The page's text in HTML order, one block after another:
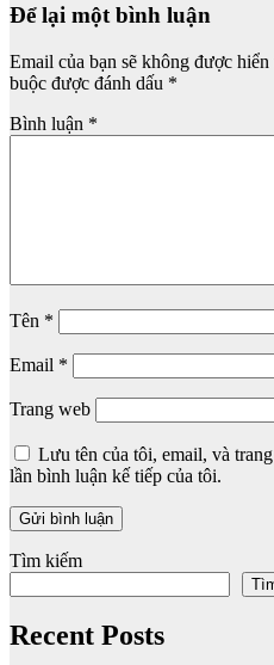
Để lại một bình luận
Email của bạn sẽ không được
buộc được đánh dấu *
Bình luận *
Tên *
Email *
Trang web
Lưu tên của tôi, email, và
lần bình luận kế tiếp của tôi.
Tìm kiếm
Recent Posts